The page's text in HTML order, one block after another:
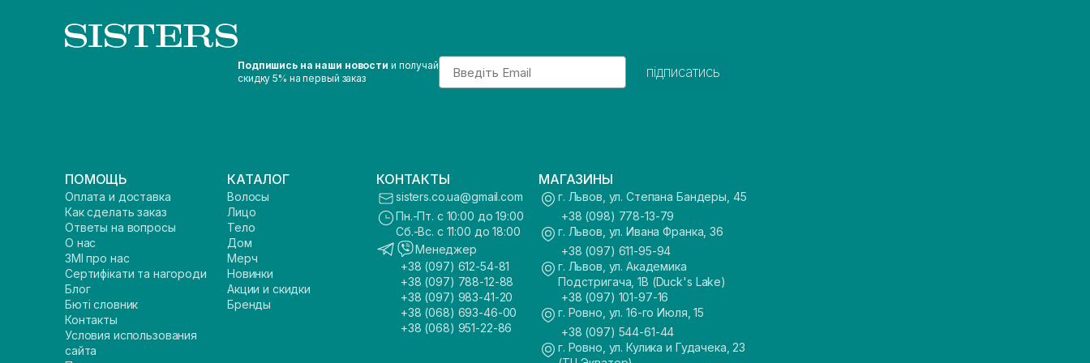
Подпишись на наши новости и получай
скидку 5% на первый заказ
Email
підписатись
ПОМОЩЬ
Оплата и доставка
Как сделать заказ
Ответы на вопросы
О нас
ЗМІ про нас
Сертифікати та нагороди
Блог
Бюті словник
Контакты
Условия использования
сайта
КАТАЛОГ
Волосы
Лицо
Тело
Дом
Мерч
Новинки
Акции и скидки
Бренды
КОНТАКТЫ
sisters.co.ua@gmail.com
Пн.-Пт. с 10:00 до 19:00
Сб.-Вс. с 11:00 до 18:00
Менеджер
+38 (097) 612-54-81
+38 (097) 788-12-88
+38 (097) 983-41-20
+38 (068) 693-46-00
+38 (068) 951-22-86
МАГАЗИНЫ
г. Львов, ул. Степана Бандеры, 45
+38 (098) 778-13-79
г. Львов, ул. Ивана Франка, 36
+38 (097) 611-95-94
г. Львов, ул. Академика
Подстригача, 1В (Duck's Lake)
+38 (097) 101-97-16
г. Ровно, ул. 16-го Июля, 15
+38 (097) 544-61-44
г. Ровно, ул. Кулика и Гудачека, 23